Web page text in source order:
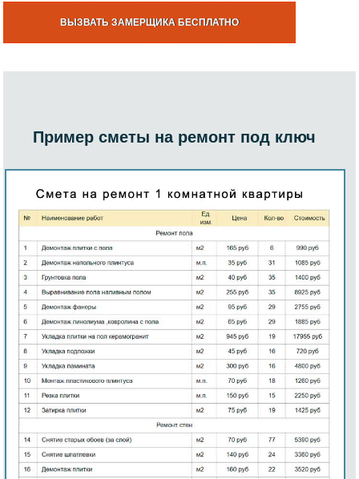
ВЫЗВАТЬ ЗАМЕРЩИКА БЕСПЛАТНО
Пример сметы на ремонт под ключ